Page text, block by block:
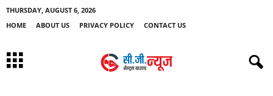
THURSDAY, AUGUST 6, 2026
HOME
ABOUT US PRIVACY POLICY CONTACT US